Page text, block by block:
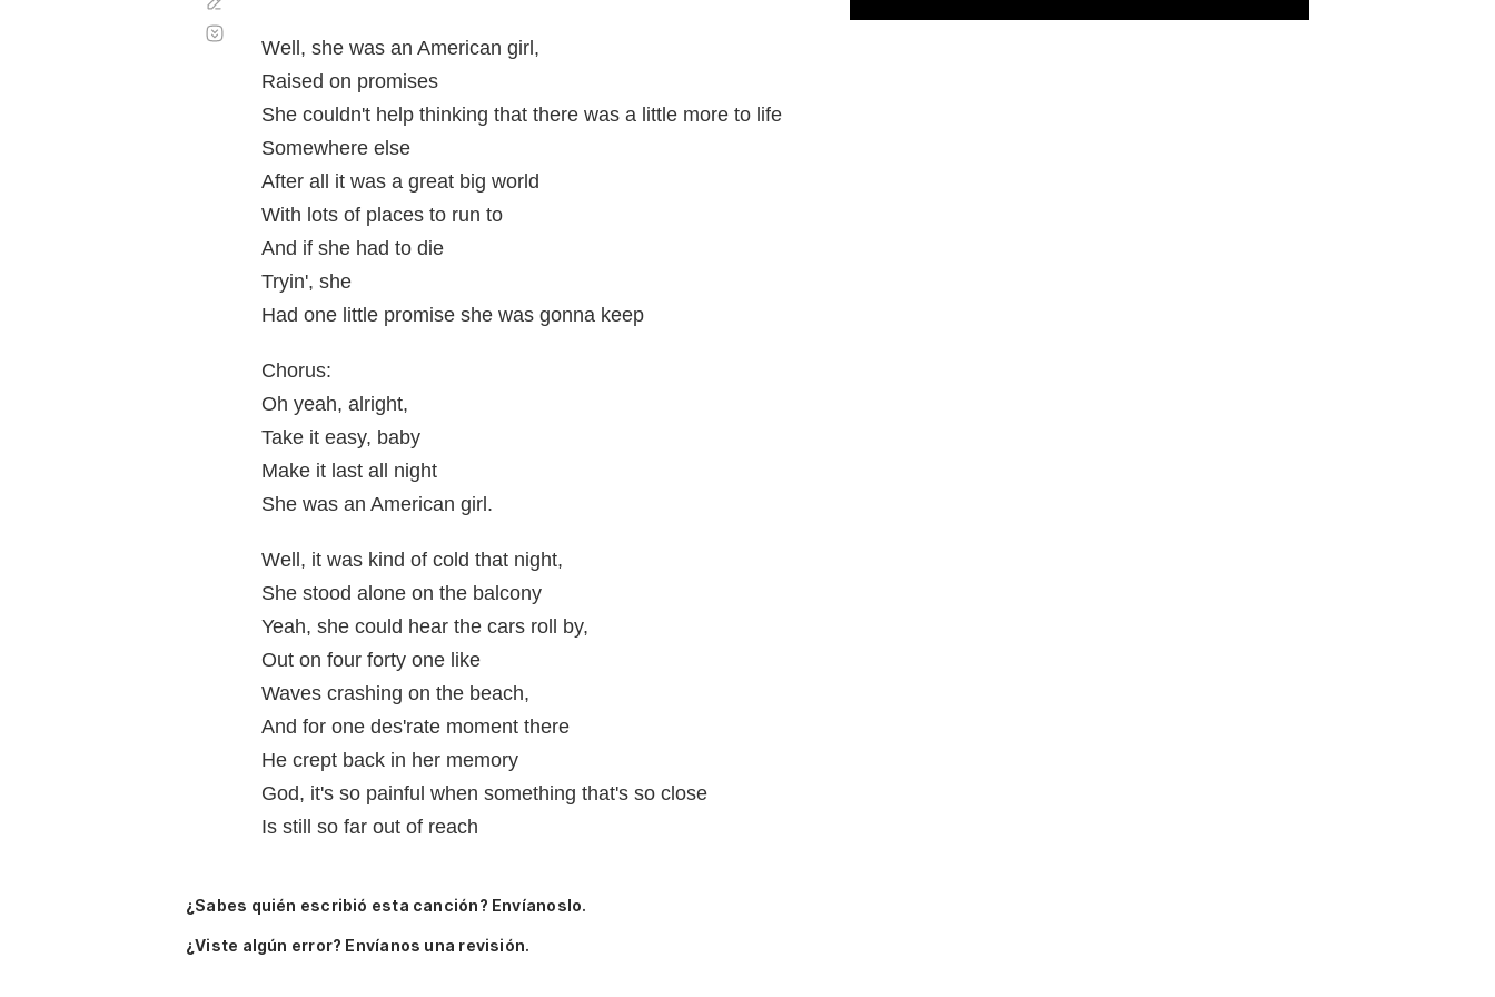
Well, she was an American girl,
Raised on promises
She couldn't help thinking that there was a little more to life
Somewhere else
After all it was a great big world
With lots of places to run to
And if she had to die
Tryin', she
Had one little promise she was gonna keep
Chorus:
Oh yeah, alright,
Take it easy, baby
Make it last all night
She was an American girl.
Well, it was kind of cold that night,
She stood alone on the balcony
Yeah, she could hear the cars roll by,
Out on four forty one like
Waves crashing on the beach,
And for one des'rate moment there
He crept back in her memory
God, it's so painful when something that's so close
Is still so far out of reach
automático
¿Sabes quién escribió esta canción? Envíanoslo.
¿Viste algún error? Envíanos una revisión.